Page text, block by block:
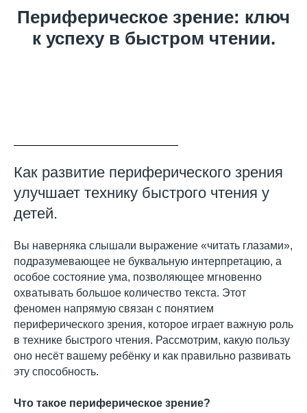
Периферическое зрение: ключ
к успеху в быстром чтении.
Как развитие периферического зрения
улучшает технику быстрого чтения у
детей.
Вы наверняка слышали выражение «читать глазами»,
подразумевающее не буквальную интерпретацию, а
особое состояние ума, позволяющее мгновенно
охватывать большое количество текста. Этот
феномен напрямую связан с понятием
периферического зрения, которое играет важную роль
в технике быстрого чтения. Рассмотрим, какую пользу
оно несёт вашему ребёнку и как правильно развивать
эту способность.
Что такое периферическое зрение?